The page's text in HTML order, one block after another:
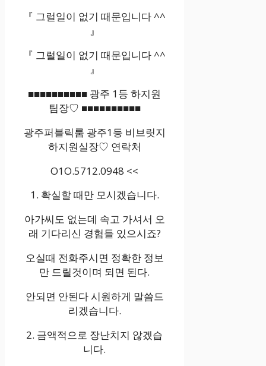
『 그럴일이 없기 때문입니다 ^^
』
『 그럴일이 없기 때문입니다 ^^
』
■■■■■■■■■■ 광주 1등 하지원
팀장♡ ■■■■■■■■■■
광주퍼블릭룸 광주1등 비브릿지
하지원실장♡ 연락처
O1O.5712.0948 <<
1. 확실할 때만 모시겠습니다.
아가씨도 없는데 속고 가셔서 오
래 기다리신 경험들 있으시죠?
오실때 전화주시면 정확한 정보
만 드릴것이며 되면 된다.
안되면 안된다 시원하게 말씀드
리겠습니다.
2. 금액적으로 장난치지 않겠습
니다.